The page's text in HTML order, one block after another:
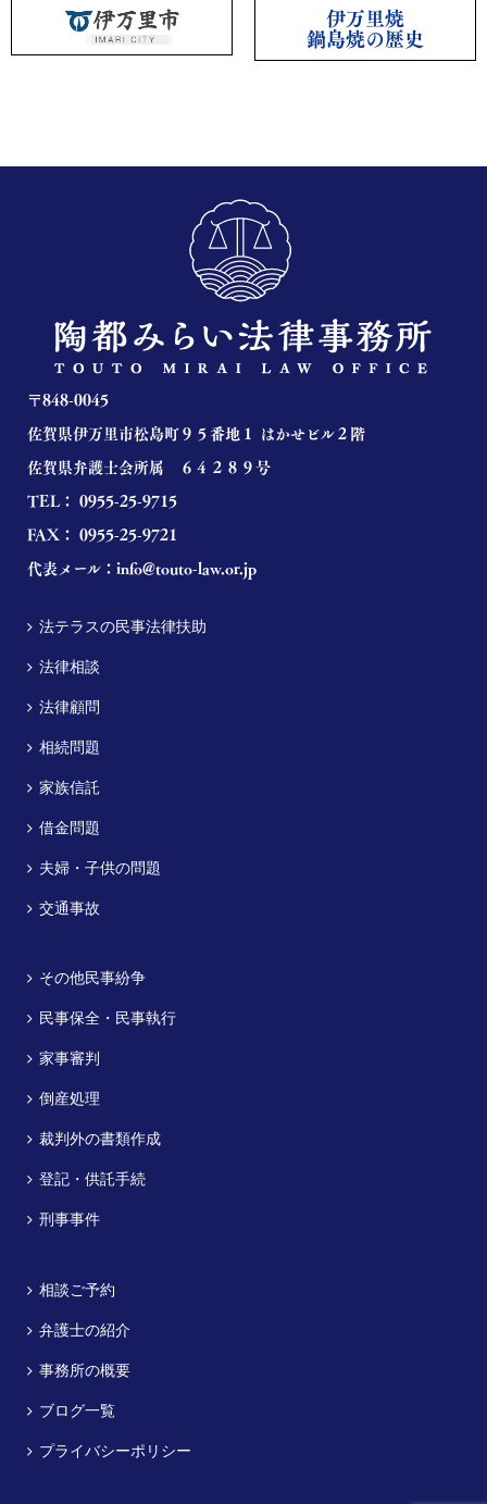
伊万里焼
鍋島焼の歴史
〒848-0045
佐賀県伊万里市松島町９５番地１ はかせビル２階
佐賀県弁護士会所属 ６４２８９号
TEL： 0955-25-9715
FAX： 0955-25-9721
代表メール： info@touto-law.or.jp
法テラスの民事法律扶助
法律相談
法律顧問
相続問題
家族信託
借金問題
夫婦・子供の問題
交通事故
その他民事紛争
民事保全・民事執行
家事審判
倒産処理
裁判外の書類作成
登記・供託手続
刑事事件
相談ご予約
弁護士の紹介
事務所の概要
ブログ一覧
プライバシーポリシー